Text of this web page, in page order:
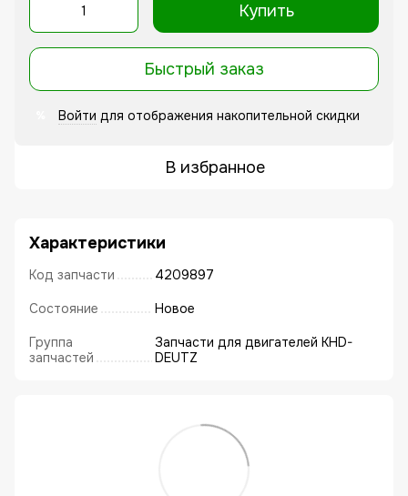
Купить
Быстрый заказ
Войти для отображения накопительной скидки
В избранное
Характеристики
Код запчасти 4209897
Состояние Новое
Группа
запчастей
Запчасти для двигателей KHD-
DEUTZ